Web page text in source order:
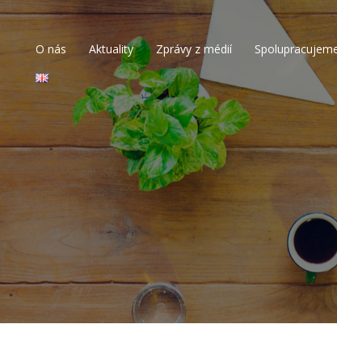
O nás Aktuality Zprávy z médií